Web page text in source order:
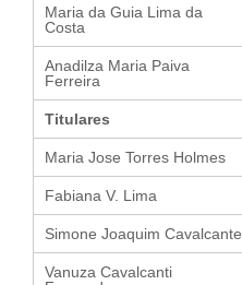
Maria da Guia Lima da
Costa
Anadilza Maria Paiva
Ferreira
Titulares
Maria Jose Torres Holmes
Fabiana V. Lima
Simone Joaquim Cavalcante
Vanuza Cavalcanti